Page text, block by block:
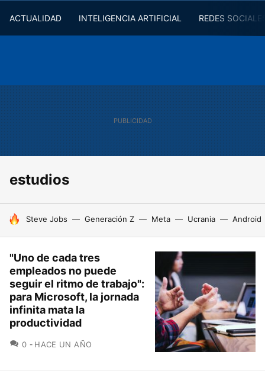
ACTUALIDAD INTELIGENCIA ARTIFICIAL REDES
estudios
HOY SE HABLA DE
Steve Jobs Generación Z Meta Ucrania Android
"Uno de cada tres
empleados no puede
seguir el ritmo de trabajo":
para Microsoft, la jornada
infinita mata la
productividad
0 COMENTARIOS
HACE UN AÑO